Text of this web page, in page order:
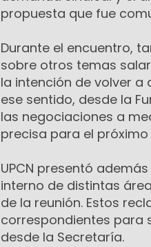
propuesta que fue
Durante el encuentro,
sobre otros temas
la intención de volver a
ese sentido, desde la
las negociaciones a
precisa para el
UPCN presentó
interno de distintas
de la reunión. Estos
correspondientes para
desde la Secretaría.